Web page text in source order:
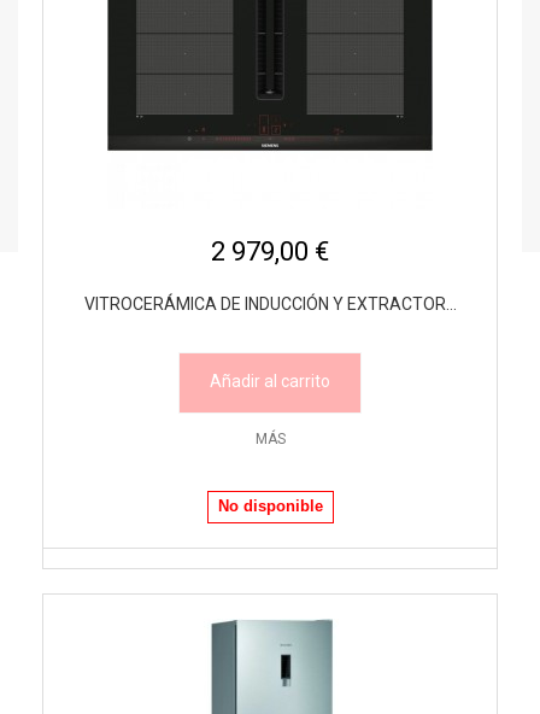
2 979,00 €
VITROCERÁMICA DE INDUCCIÓN Y EXTRACTOR...
Añadir al carrito
MÁS
No disponible